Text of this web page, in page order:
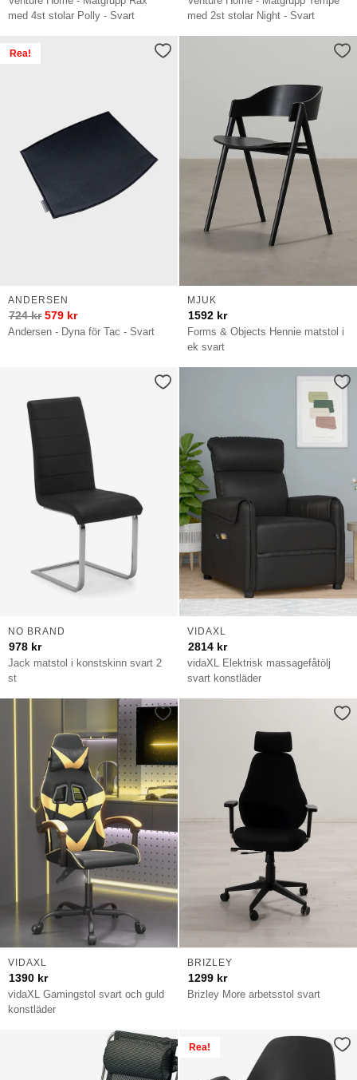
med 4st stolar Polly - Svart
med 2st stolar Night - Svart
Rea!
Andersen - Dyna för Tac - Svart
ANDERSEN
724kr 579 kr
Forms & Objects Hennie matstol i
ek svart
MJUK
1592 kr
Jack matstol i konstskinn svart 2
st
NO BRAND
978 kr
vidaXL Elektrisk massagefåtölj
svart konstläder
VIDAXL
2814 kr
vidaXL Gamingstol svart och guld
konstläder
VIDAXL
1390 kr
Brizley More arbetsstol svart
BRIZLEY
1299 kr
Rea!